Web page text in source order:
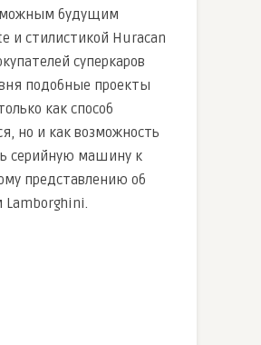
будущим
и стилистикой Huracan
суперкаров
подобные проекты
как способ
но и как возможность
серийную машину к
представлению об
Lamborghini.